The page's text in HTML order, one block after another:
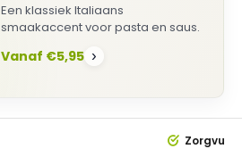
Een klassiek Italiaans
smaakaccent voor pasta en saus.
Vanaf €5,95 ›